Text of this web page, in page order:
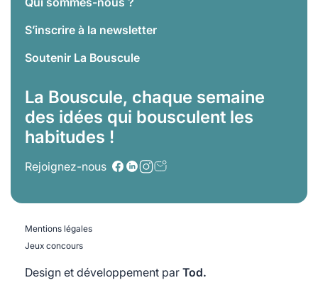
S’inscrire à la newsletter
Soutenir La Bouscule
La Bouscule, chaque semaine
des idées qui bousculent les
habitudes !
Rejoignez-nous
Mentions légales
Jeux concours
Design et développement par Tod.